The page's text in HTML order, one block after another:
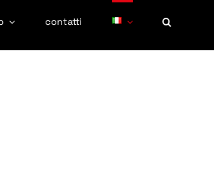
contatti